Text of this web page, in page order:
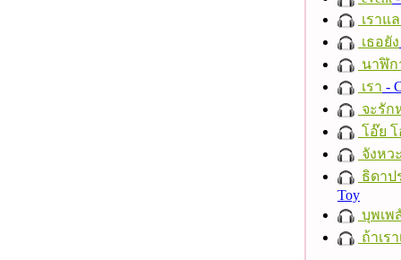
เราแ
เธอยัง
นาฬิก
เรา -
จะรัก
โอ๊ย
จังหว
ธิดาป
Toy
บุพเพ
ถ้าเร